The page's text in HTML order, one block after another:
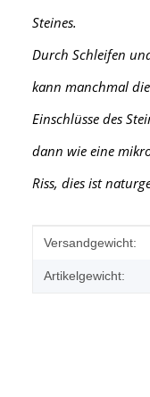
Steines.
Durch Schleifen
kann manchmal
Einschlüsse des
dann wie eine
Riss, dies ist
Wert
Versandgewicht:
Artikelgewicht: